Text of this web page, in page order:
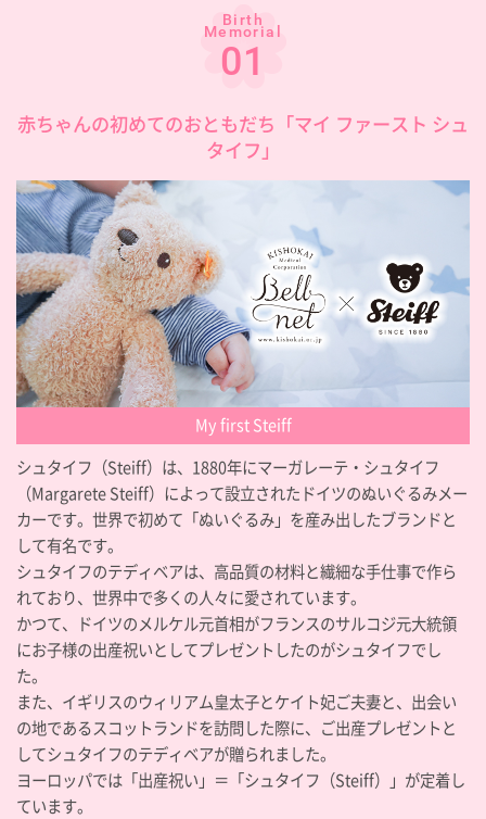
Birth
Memorial
01
赤ちゃんの初めてのおともだち「マイ ファースト シュ
タイフ」
My first Steiff
シュタイフ（Steiff）は、1880年にマーガレーテ・シュタイフ
（Margarete Steiff）によって設立されたドイツのぬいぐるみメー
カーです。世界で初めて「ぬいぐるみ」を産み出したブランドと
して有名です。
シュタイフのテディベアは、高品質の材料と繊細な手仕事で作ら
れており、世界中で多くの人々に愛されています。
かつて、ドイツのメルケル元首相がフランスのサルコジ元大統領
にお子様の出産祝いとしてプレゼントしたのがシュタイフでし
た。
また、イギリスのウィリアム皇太子とケイト妃ご夫妻と、出会い
の地であるスコットランドを訪問した際に、ご出産プレゼントと
してシュタイフのテディベアが贈られました。
ヨーロッパでは「出産祝い」＝「シュタイフ（Steiff）」が定着し
ています。